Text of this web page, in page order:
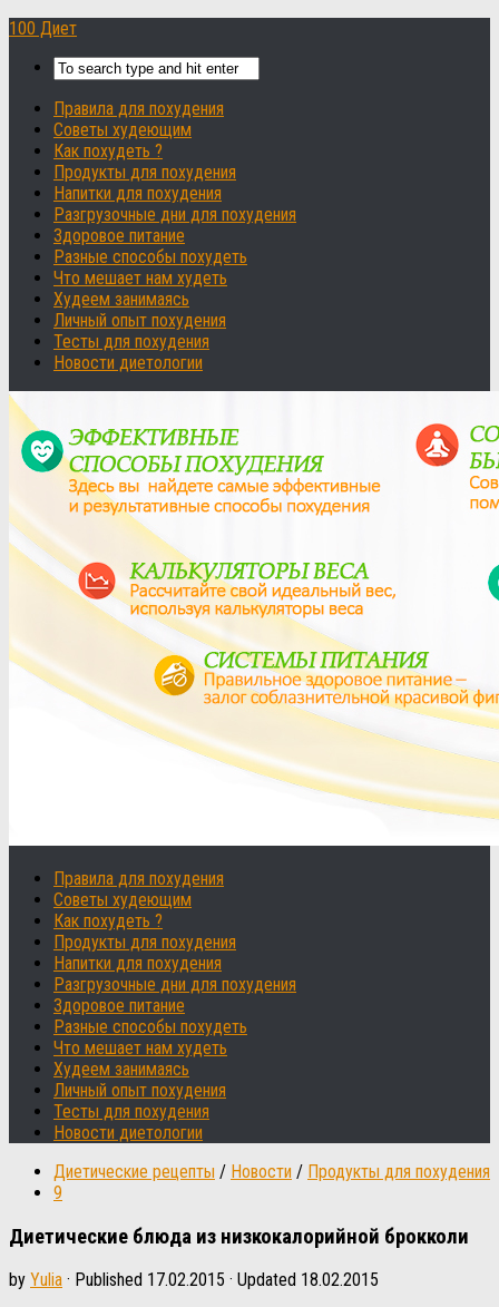
100 Диет
Правила для похудения
Советы худеющим
Как похудеть ?
Продукты для похудения
Напитки для похудения
Разгрузочные дни для похудения
Здоровое питание
Разные способы похудеть
Что мешает нам худеть
Худеем занимаясь
Личный опыт похудения
Тесты для похудения
Новости диетологии
Правила для похудения
Советы худеющим
Как похудеть ?
Продукты для похудения
Напитки для похудения
Разгрузочные дни для похудения
Здоровое питание
Разные способы похудеть
Что мешает нам худеть
Худеем занимаясь
Личный опыт похудения
Тесты для похудения
Новости диетологии
Диетические рецепты / Новости / Продукты для похудения
9
Диетические блюда из низкокалорийной брокколи
by Yulia · Published 17.02.2015 · Updated 18.02.2015